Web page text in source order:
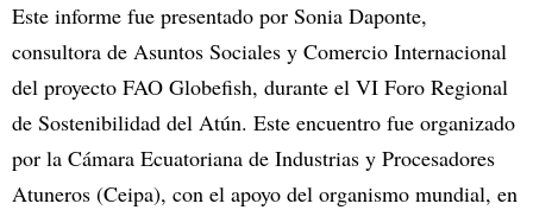
Este informe fue presentado por Sonia Daponte,
consultora de Asuntos Sociales y Comercio Internacional
del proyecto FAO Globefish, durante el VI Foro Regional
de Sostenibilidad del Atún. Este encuentro fue organizado
por la Cámara Ecuatoriana de Industrias y Procesadores
Atuneros (Ceipa), con el apoyo del organismo mundial, en